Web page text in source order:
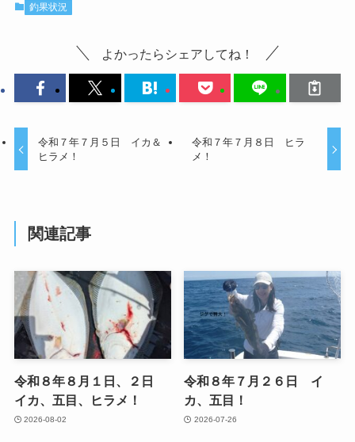
釣果状況
よかったらシェアしてね！
令和７年７月５日 イカ＆
ヒラメ！
令和７年７月８日 ヒラ
メ！
関連記事
令和８年８月１日、２日
イカ、五目、ヒラメ！
2026-08-02
令和８年７月２６日 イ
カ、五目！
2026-07-26